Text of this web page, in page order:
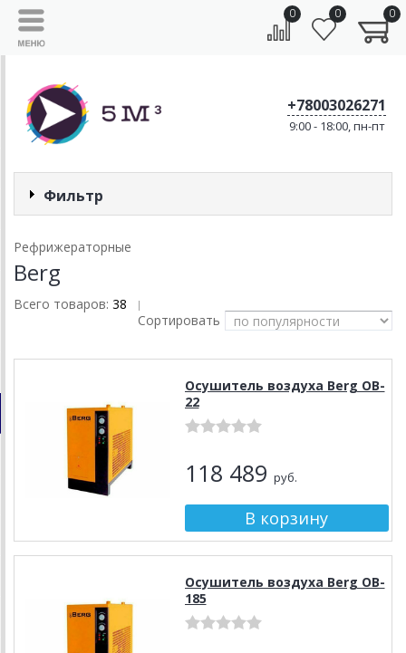
0 0 0
+78003026271
9:00 - 18:00, пн-пт
Фильтр
Рефрижераторные
Berg
Всего товаров: 38 |
Сортировать
Осушитель воздуха Berg OB-
22
118 489 руб.
Осушитель воздуха Berg OB-
185